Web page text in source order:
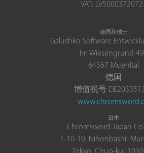
VAT: LV50003720721
德国和瑞士
Galushko Software
Im Wiesengrund
64367 Muehltal
德国
增值税号
日本
Chromsword Japan
1-10-10, Nihonbashii-